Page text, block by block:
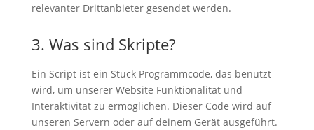
relevanter Drittanbieter gesendet werden.
3. Was sind Skripte?
Ein Script ist ein Stück Programmcode, das benutzt
wird, um unserer Website Funktionalität und
Interaktivität zu ermöglichen. Dieser Code wird auf
unseren Servern oder auf deinem Gerät ausgeführt.